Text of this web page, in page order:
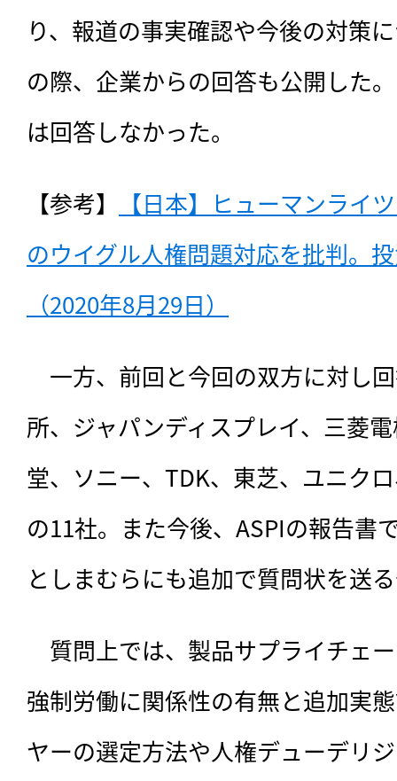
り、報道の事実確認や今後の対策
の際、企業からの回答も公開した
は回答しなかった。
【参考】
【日本】ヒューマンライ
のウイグル人権問題対応を批判。
（2020年8月29日）
一方、前回と今回の双方に対し
所、ジャパンディスプレイ、三菱
堂、ソニー、TDK、東芝、ユニク
の11社。また今後、ASPIの報告書
としまむらにも追加で質問状を送
質問上では、製品サプライチェ
強制労働に関係性の有無と追加実
ヤーの選定方法や人権デューデリ